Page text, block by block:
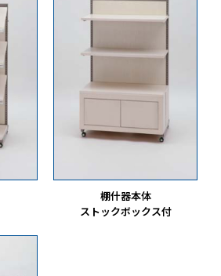
棚什器本体
ストックボックス付